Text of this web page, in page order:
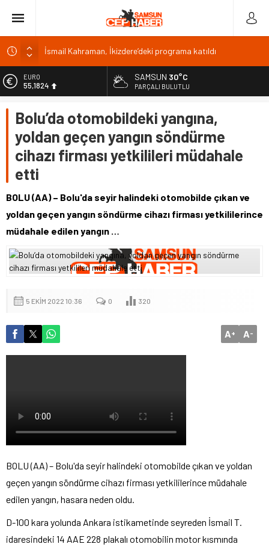
Malatya Havalimanı Eylülde Açılıyor, Kuzey Çevre Yolu
Akülü aracındayken otomobilin çarptığı emekli astsubay
Antalya’da nem yüzde 80, hissedilen sıcaklık 40 derece
Isparta’da bisiklet kupası heyecanı 371 sporcuyla sürüyor
EURO
55,1824
6.662,10
BİST
13.779,39
DOLAR
47,6954
SAMSUN 30°C
PARÇALI BULUTLU
Bolu’da otomobildeki yangına,
yoldan geçen yangın söndürme
cihazı firması yetkilileri müdahale
etti
BOLU (AA) – Bolu'da seyir halindeki otomobilde çıkan ve
yoldan geçen yangın söndürme cihazı firması yetkililerince
müdahale edilen yangın …
5 EKIM 2022 10:36 0 320
A+ A-
BOLU (AA) – Bolu'da seyir halindeki otomobilde çıkan ve yoldan
geçen yangın söndürme cihazı firması yetkililerince müdahale
edilen yangın, hasara neden oldu.
D-100 kara yolunda Ankara istikametinde seyreden İsmail T.
idaresindeki 14 AAE 228 plakalı otomobilin motor kısmında